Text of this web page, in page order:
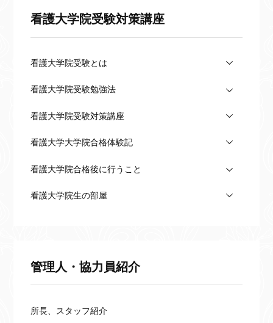
看護大学院受験対策講座
看護大学院受験とは
看護大学院受験勉強法
看護大学院受験対策講座
看護大学大学院合格体験記
看護大学院合格後に行うこと
看護大学院生の部屋
管理人・協力員紹介
所長、スタッフ紹介